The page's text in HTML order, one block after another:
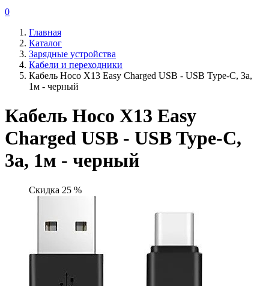
0
Главная
Каталог
Зарядные устройства
Кабели и переходники
Кабель Hoco X13 Easy Charged USB - USB Type-C, 3а,
1м - черный
Кабель Hoco X13 Easy
Charged USB - USB Type-C,
3а, 1м - черный
Скидка 25 %